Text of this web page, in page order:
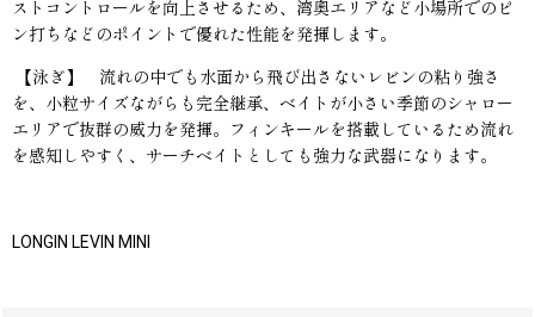
ストコントロールを向上させるため、湾奧エリアなど小場所でのピ
ン打ちなどのポイントで優れた性能を発揮します。
【泳ぎ】 流れの中でも水面から飛び出さないレビンの粘り強さ
を、小粒サイズながらも完全継承、ベイトが小さい季節のシャロー
エリアで抜群の威力を発揮。フィンキールを搭載しているため流れ
を感知しやすく、サーチベイトとしても強力な武器になります。
LONGIN LEVIN MINI